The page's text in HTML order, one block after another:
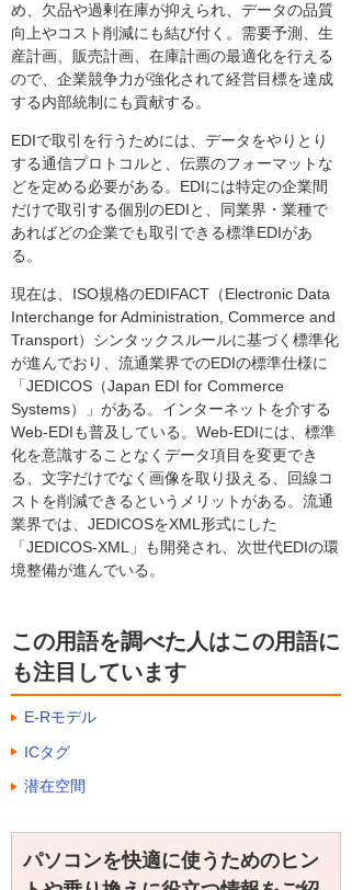
め、欠品や過剰在庫が抑えられ、データの品質
向上やコスト削減にも結び付く。需要予測、生
産計画、販売計画、在庫計画の最適化を行える
ので、企業競争力が強化されて経営目標を達成
する内部統制にも貢献する。
EDIで取引を行うためには、データをやりとり
する通信プロトコルと、伝票のフォーマットな
どを定める必要がある。EDIには特定の企業間
だけで取引する個別のEDIと、同業界・業種で
あればどの企業でも取引できる標準EDIがあ
る。
現在は、ISO規格のEDIFACT（Electronic Data
Interchange for Administration, Commerce and
Transport）シンタックスルールに基づく標準化
が進んでおり、流通業界でのEDIの標準仕様に
「JEDICOS（Japan EDI for Commerce
Systems）」がある。インターネットを介する
Web-EDIも普及している。Web-EDIには、標準
化を意識することなくデータ項目を変更でき
る、文字だけでなく画像を取り扱える、回線コ
ストを削減できるというメリットがある。流通
業界では、JEDICOSをXML形式にした
「JEDICOS-XML」も開発され、次世代EDIの環
境整備が進んでいる。
この用語を調べた人はこの用語に
も注目しています
E-Rモデル
ICタグ
潜在空間
パソコンを快適に使うためのヒン